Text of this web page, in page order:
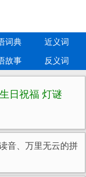
词典
近义词
故事 反义词
生日祝福 灯谜
读音、万里无云的拼